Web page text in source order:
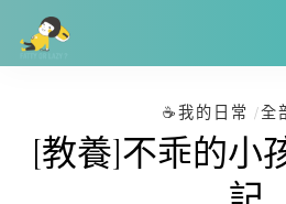
☕️我的日常 全
[教養]不乖的小